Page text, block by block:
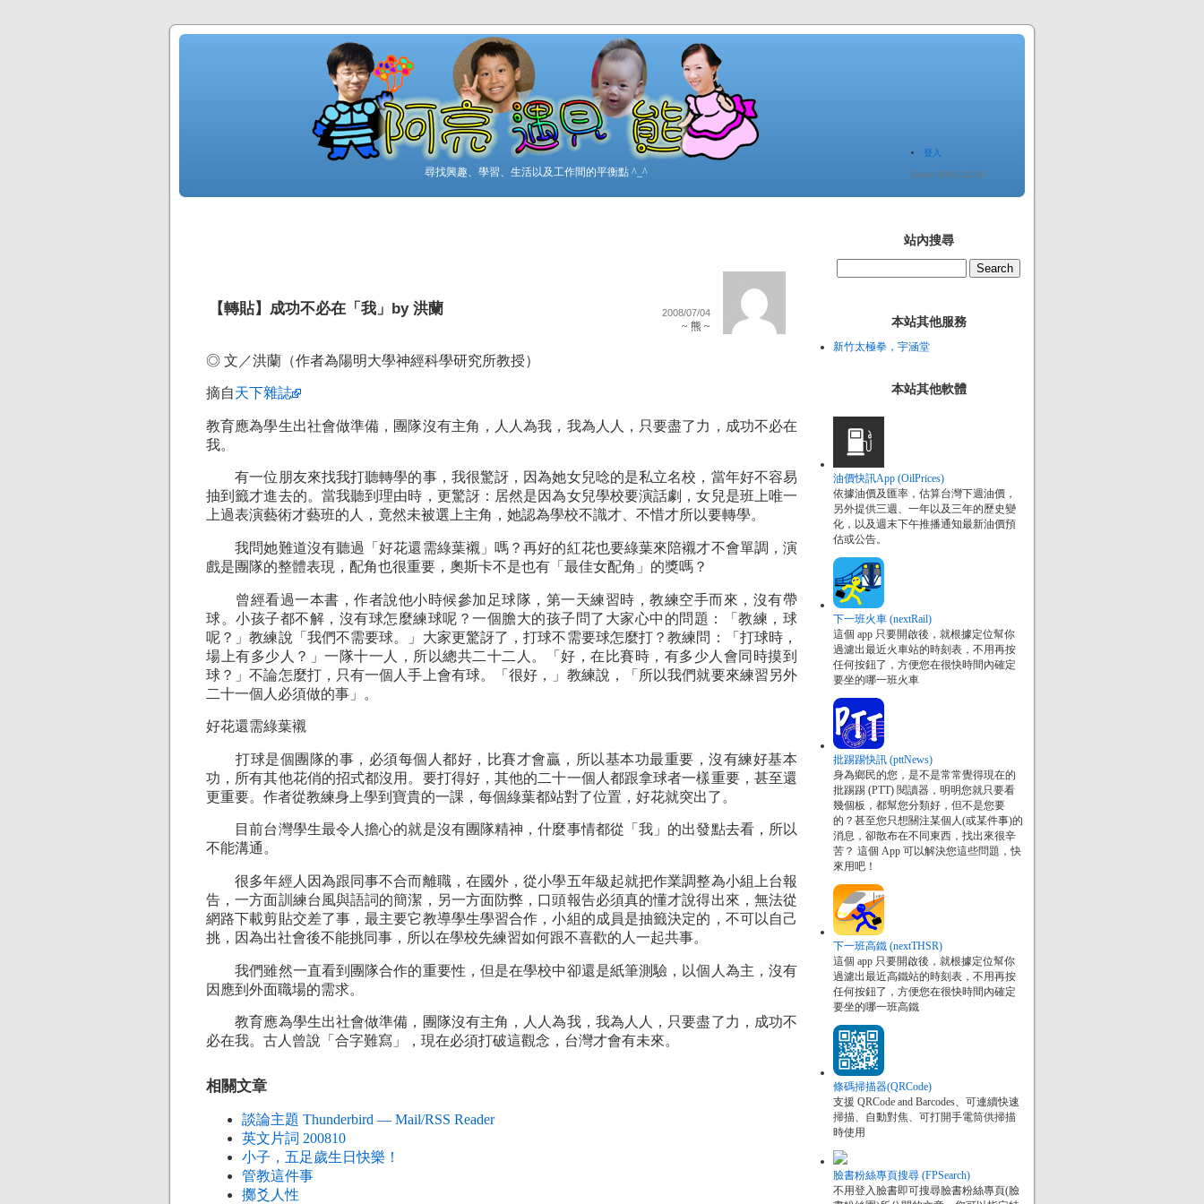
尋找興趣、學習、生活以及工作間的平衡點 ^_^
登入
Since 2005.12.20
【轉貼】成功不必在「我」by 洪蘭 2008/07/04
~ 熊 ~
◎ 文／洪蘭（作者為陽明大學神經科學研究所教授）
摘自天下雜誌
教育應為學生出社會做準備，團隊沒有主角，人人為我，我為人人，只要盡了力，成功不必在
我。
有一位朋友來找我打聽轉學的事，我很驚訝，因為她女兒唸的是私立名校，當年好不容易
抽到籤才進去的。當我聽到理由時，更驚訝：居然是因為女兒學校要演話劇，女兒是班上唯一
上過表演藝術才藝班的人，竟然未被選上主角，她認為學校不識才、不惜才所以要轉學。
我問她難道沒有聽過「好花還需綠葉襯」嗎？再好的紅花也要綠葉來陪襯才不會單調，演
戲是團隊的整體表現，配角也很重要，奧斯卡不是也有「最佳女配角」的獎嗎？
曾經看過一本書，作者說他小時候參加足球隊，第一天練習時，教練空手而來，沒有帶
球。小孩子都不解，沒有球怎麼練球呢？一個膽大的孩子問了大家心中的問題：「教練，球
呢？」教練說「我們不需要球。」大家更驚訝了，打球不需要球怎麼打？教練問：「打球時，
場上有多少人？」一隊十一人，所以總共二十二人。「好，在比賽時，有多少人會同時摸到
球？」不論怎麼打，只有一個人手上會有球。「很好，」教練說，「所以我們就要來練習另外
二十一個人必須做的事」。
好花還需綠葉襯
打球是個團隊的事，必須每個人都好，比賽才會贏，所以基本功最重要，沒有練好基本
功，所有其他花俏的招式都沒用。要打得好，其他的二十一個人都跟拿球者一樣重要，甚至還
更重要。作者從教練身上學到寶貴的一課，每個綠葉都站對了位置，好花就突出了。
目前台灣學生最令人擔心的就是沒有團隊精神，什麼事情都從「我」的出發點去看，所以
不能溝通。
很多年經人因為跟同事不合而離職，在國外，從小學五年級起就把作業調整為小組上台報
告，一方面訓練台風與語詞的簡潔，另一方面防弊，口頭報告必須真的懂才說得出來，無法從
網路下載剪貼交差了事，最主要它教導學生學習合作，小組的成員是抽籤決定的，不可以自己
挑，因為出社會後不能挑同事，所以在學校先練習如何跟不喜歡的人一起共事。
我們雖然一直看到團隊合作的重要性，但是在學校中卻還是紙筆測驗，以個人為主，沒有
因應到外面職場的需求。
教育應為學生出社會做準備，團隊沒有主角，人人為我，我為人人，只要盡了力，成功不
必在我。古人曾說「合字難寫」，現在必須打破這觀念，台灣才會有未來。
相關文章
談論主題 Thunderbird — Mail/RSS Reader
英文片詞 200810
小子，五足歲生日快樂！
管教這件事
擲爻人性
站內搜尋
本站其他服務
新竹太極拳，宇涵堂
本站其他軟體
油價快訊App (OilPrices)
依據油價及匯率，估算台灣下週油價，
另外提供三週、一年以及三年的歷史變
化，以及週末下午推播通知最新油價預
估或公告。
下一班火車 (nextRail)
這個 app 只要開啟後，就根據定位幫你
過濾出最近火車站的時刻表，不用再按
任何按鈕了，方便您在很快時間內確定
要坐的哪一班火車
批踢踢快訊 (pttNews)
身為鄉民的您，是不是常常覺得現在的
批踢踢 (PTT) 閱讀器，明明您就只要看
幾個板，都幫您分類好，但不是您要
的？甚至您只想關注某個人(或某件事)的
消息，卻散布在不同東西，找出來很辛
苦？ 這個 App 可以解決您這些問題，快
來用吧！
下一班高鐵 (nextTHSR)
這個 app 只要開啟後，就根據定位幫你
過濾出最近高鐵站的時刻表，不用再按
任何按鈕了，方便您在很快時間內確定
要坐的哪一班高鐵
條碼掃描器(QRCode)
支援 QRCode and Barcodes、可連續快速
掃描、自動對焦、可打開手電筒供掃描
時使用
臉書粉絲專頁搜尋 (FPSearch)
不用登入臉書即可搜尋臉書粉絲專頁(臉